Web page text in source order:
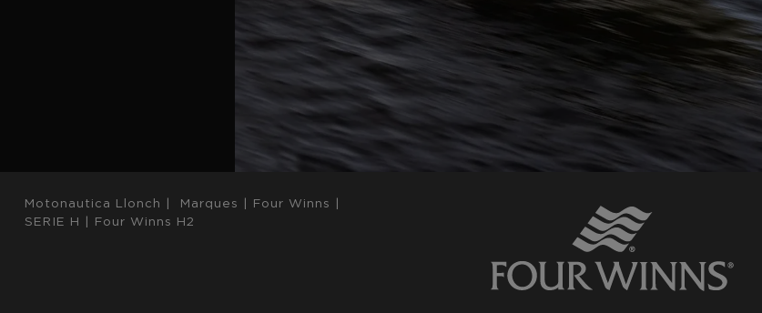
Motonautica Llonch Marques Four Winns
SERIE H
Four Winns H2